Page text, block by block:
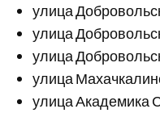
улица
улица
улица
улица
улица Академика